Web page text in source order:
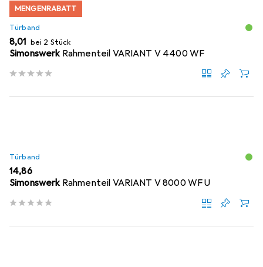
MENGENRABATT
Türband
EUR
8,01 bei 2 Stück
Simonswerk Rahmenteil VARIANT V 4400 WF
Türband
EUR
14,86
Simonswerk Rahmenteil VARIANT V 8000 WF U